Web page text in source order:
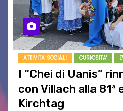
ATTIVITA' SOCIALI CURIOSITA'
I “Chei di Uanis”
con Villach alla 81ª
Kirchtag